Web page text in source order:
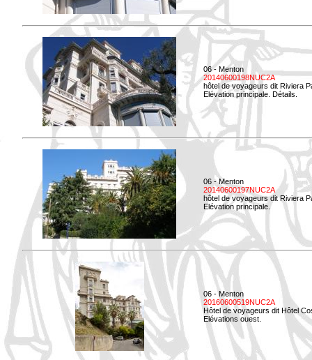
06 - Menton
20140600198NUC2A
hôtel de voyageurs dit Riviera
Elévation principale. Détails.
06 - Menton
20140600197NUC2A
hôtel de voyageurs dit Riviera
Elévation principale.
06 - Menton
20160600519NUC2A
Hôtel de voyageurs dit Hôtel
Elévations ouest.